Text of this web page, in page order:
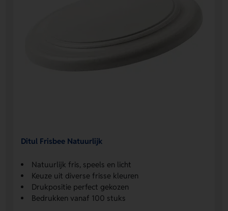
Ditul Frisbee Natuurlijk
Natuurlijk fris, speels en licht
Keuze uit diverse frisse kleuren
Drukpositie perfect gekozen
Bedrukken vanaf 100 stuks